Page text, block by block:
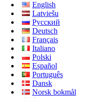
English
Latviešu
Русский
Deutsch
Français
Italiano
Polski
Español
Português
Dansk
Norsk bokmål